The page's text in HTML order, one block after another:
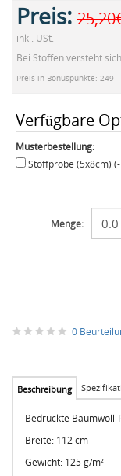
Preis:
inkl. USt.
Bei Stoffen versteht
Preis in Bonuspunkte: 249
Verfügbare
Musterbestellung:
Stoffprobe (5x8cm)
Menge:
0
Beschreibung
Bedruckte Baumwoll-
Breite: 112 cm
Gewicht: 125 g/m²